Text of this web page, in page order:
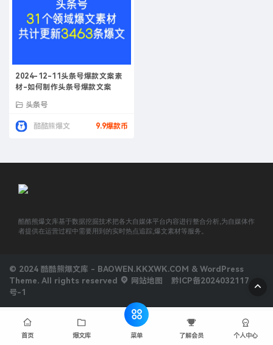
2024-12-11头条号爆款文案素
材-如何制作头条号爆款文案
头条号
酷酷熊爆文 9.9爆款币
酷酷熊爆文库基于数据挖掘技术把各大自媒体平台内容进行整合分析,为自媒体作
者提供在运营过程中需要用到的实时热点追踪,爆文素材等服务。
© 2024 酷酷熊爆文库 - BAOWEN.KKXWK.COM & WordPress
Theme. All rights reserved
网站地图
黔ICP备2024032117
号-1
首页 爆文库 菜单 了解会员 个人中心